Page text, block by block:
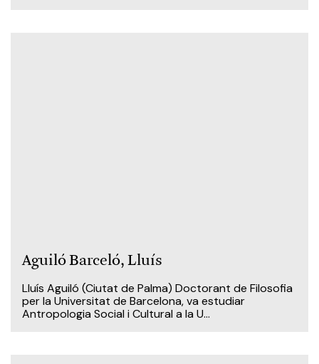
Aguiló Barceló, Lluís
Lluís Aguiló (Ciutat de Palma) Doctorant de Filosofia
per la Universitat de Barcelona, va estudiar
Antropologia Social i Cultural a la U...